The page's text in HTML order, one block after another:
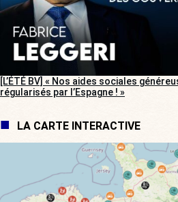
[L’ÉTÉ BV] « Nos aides sociales
régularisés par l’Espagne ! »
LA CARTE INTERACTIVE